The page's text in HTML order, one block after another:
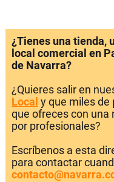
¿Tienes una tienda,
local comercial en
de Navarra?
¿Quieres salir en
Local y que miles de
que ofreces con
por profesionales?
Escríbenos a esta
para contactar